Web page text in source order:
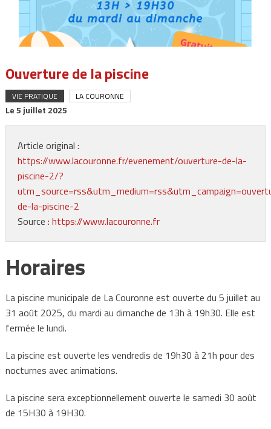
Ouverture de la piscine
VIE PRATIQUE LA COURONNE
Le5 juillet 2025
Article original :
https://www.lacouronne.fr/evenement/ouverture-de-la-
piscine-2/?
de-la-piscine-2
Source : https://www.lacouronne.fr
Horaires
La piscine municipale de La Couronne est ouverte du 5 juillet au
31 août 2025, du mardi au dimanche de 13h à 19h30. Elle est
fermée le lundi.
La piscine est ouverte les vendredis de 19h30 à 21h pour des
nocturnes avec animations.
La piscine sera exceptionnellement ouverte le samedi 30 août
de 15H30 à 19H30.